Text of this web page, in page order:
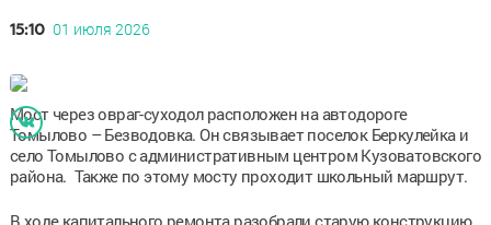
15:10 01 июля 2026
Мост через овраг-суходол расположен на автодороге
Томылово – Безводовка. Он связывает поселок Беркулейка и
село Томылово с административным центром Кузоватовского
района. Также по этому мосту проходит школьный маршрут.
В ходе капитального ремонта разобрали старую конструкцию